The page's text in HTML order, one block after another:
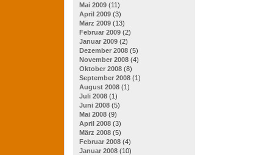
Mai 2009 (11)
April 2009 (3)
März 2009 (13)
Februar 2009 (2)
Januar 2009 (2)
Dezember 2008 (5)
November 2008 (4)
Oktober 2008 (8)
September 2008 (1)
August 2008 (1)
Juli 2008 (1)
Juni 2008 (5)
Mai 2008 (9)
April 2008 (3)
März 2008 (5)
Februar 2008 (4)
Januar 2008 (10)